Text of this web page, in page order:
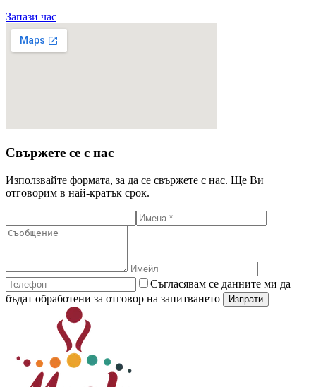
Запази час
Свържете се с нас
Използвайте формата, за да се свържете с нас. Ще Ви
отговорим в най-кратък срок.
Съгласявам се данните ми да
бъдат обработени за отговор на запитването
Изпрати